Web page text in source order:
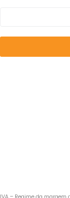
iPhone
Pro